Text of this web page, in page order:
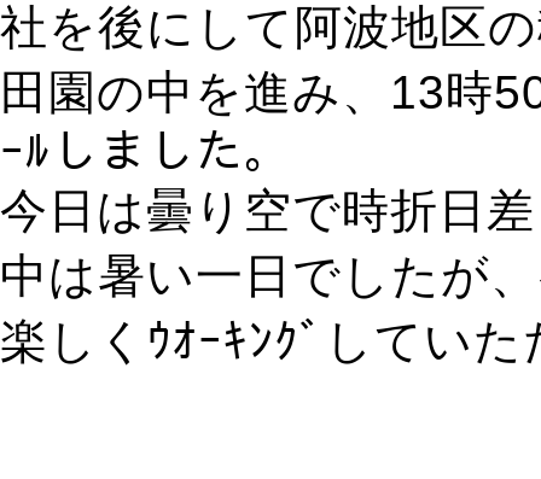
社を後にして阿波地区
田園の中を進み、13時
ｰﾙしました。
今日は曇り空で時折日
中は暑い一日でしたが
楽しくｳｵｰｷﾝｸﾞしてい